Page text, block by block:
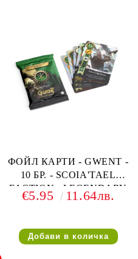
ФОЙЛ КАРТИ - GWENT -
10 БР. - SCOIA'TAEL
FACTION - LEGENDARY
BALLAD FOIL CARDS
€5.95 11.64лв.